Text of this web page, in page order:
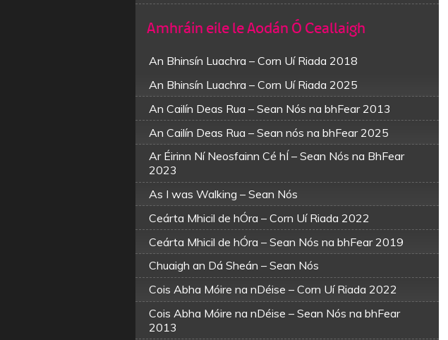
Amhráin eile le Aodán Ó Ceallaigh
An Bhinsín Luachra – Corn Uí Riada 2018
An Bhinsín Luachra – Corn Uí Riada 2025
An Cailín Deas Rua – Sean Nós na bhFear 2013
An Cailín Deas Rua – Sean nós na bhFear 2025
Ar Éirinn Ní Neosfainn Cé hÍ – Sean Nós na BhFear
2023
As I was Walking – Sean Nós
Ceárta Mhicil de hÓra – Corn Uí Riada 2022
Ceárta Mhicil de hÓra – Sean Nós na bhFear 2019
Chuaigh an Dá Sheán – Sean Nós
Cois Abha Móire na nDéise – Corn Uí Riada 2022
Cois Abha Móire na nDéise – Sean Nós na bhFear
2013